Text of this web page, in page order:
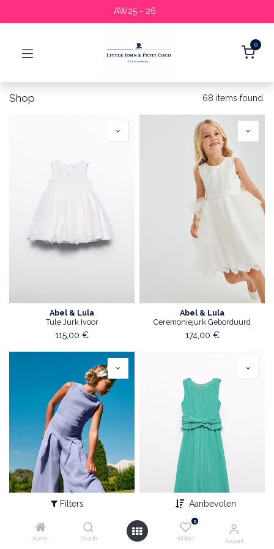
Filters Aanbevolen
Home Search
0
Wishlist Account
AW25 - 26
0
Shop 68 items found.
Abel & Lula
Tule Jurk Ivoor
115,00 €
Abel & Lula
Ceremoniejurk Geborduurd
174,00 €